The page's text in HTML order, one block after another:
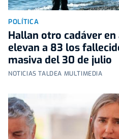
POLÍTICA
Hallan otro cadáver en
elevan a 83 los
masiva del 30 de julio
NOTICIAS TALDEA MULTIMEDIA